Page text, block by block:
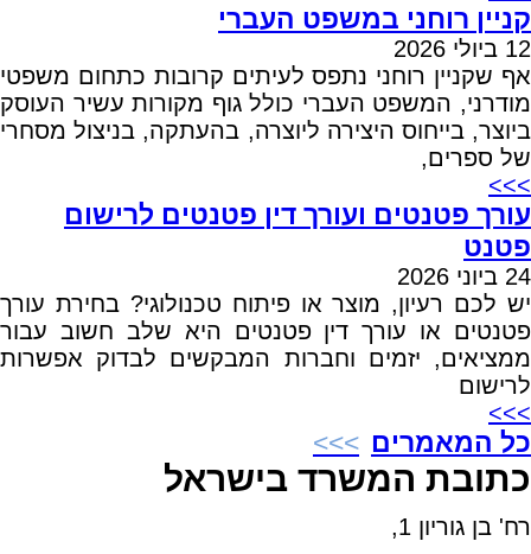
קניין רוחני במשפט העברי
12 ביולי 2026
אף שקניין רוחני נתפס לעיתים קרובות כתחום משפטי
מודרני, המשפט העברי כולל גוף מקורות עשיר העוסק
ביוצר, בייחוס היצירה ליוצרה, בהעתקה, בניצול מסחרי
של ספרים,
>>>
עורך פטנטים ועורך דין פטנטים לרישום
פטנט
24 ביוני 2026
יש לכם רעיון, מוצר או פיתוח טכנולוגי? בחירת עורך
פטנטים או עורך דין פטנטים היא שלב חשוב עבור
ממציאים, יזמים וחברות המבקשים לבדוק אפשרות
לרישום
>>>
כל המאמרים
כתובת המשרד בישראל
רח' בן גוריון 1,